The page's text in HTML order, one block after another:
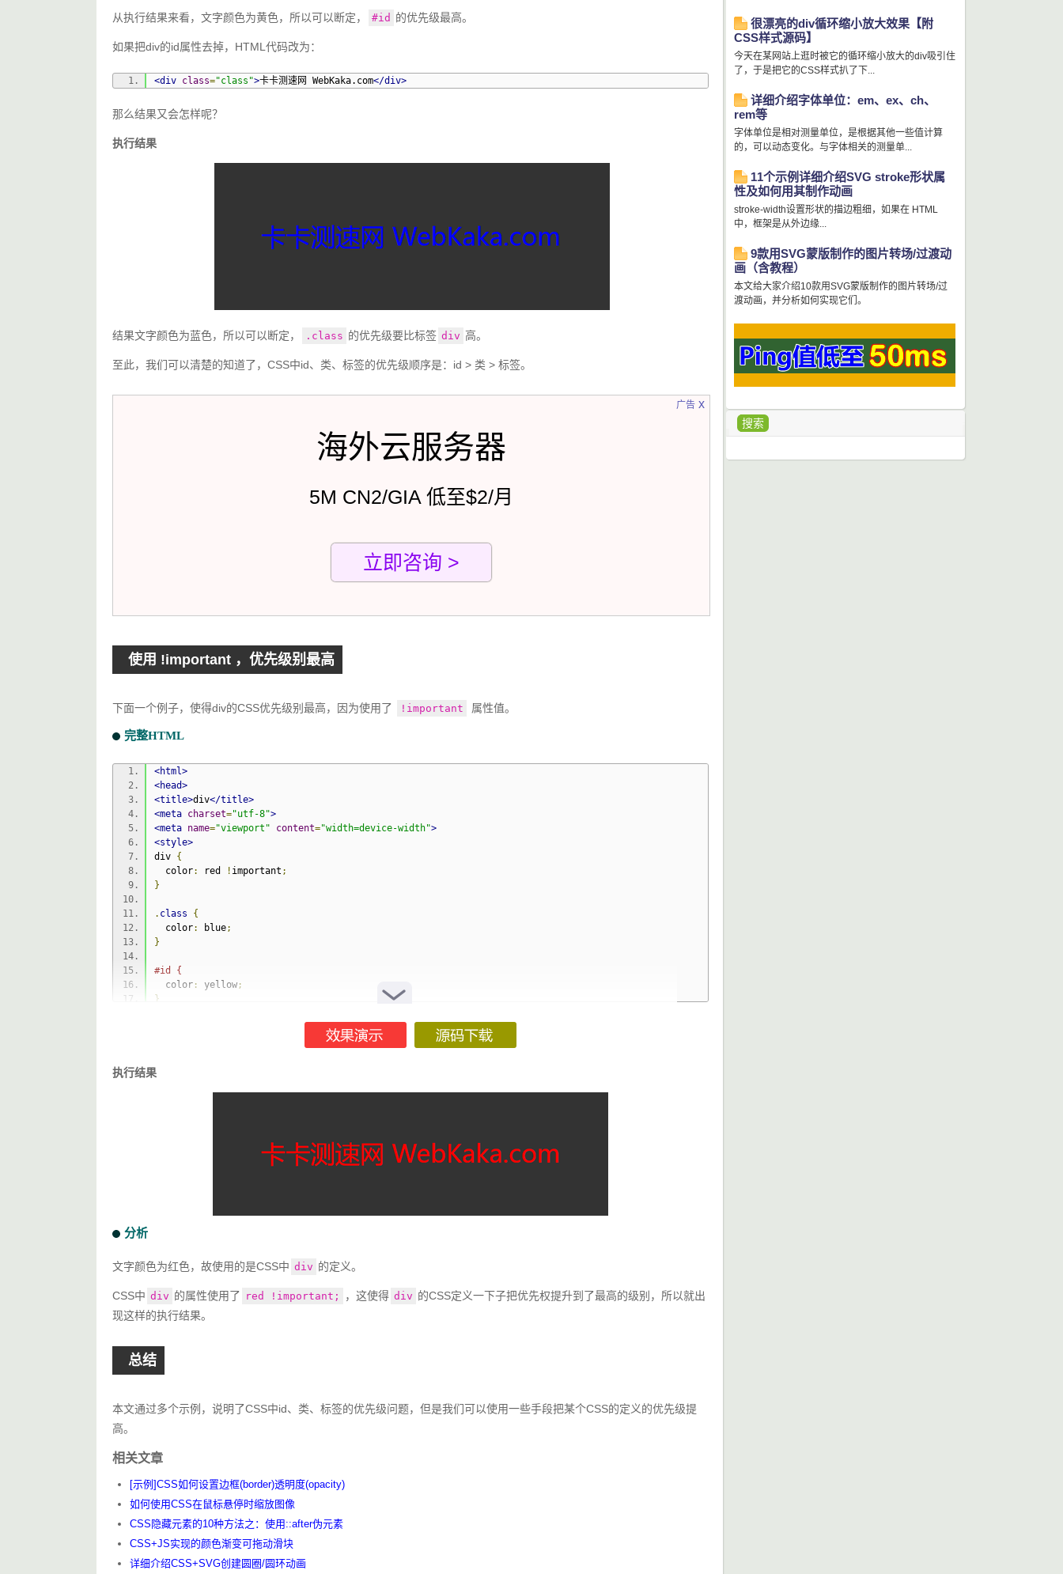
很漂亮的div循环缩小放大效果【附
CSS样式源码】
今天在某网站上逛时被它的循环缩小放大的div吸引住
了，于是把它的CSS样式扒了下...
详细介绍字体单位：em、ex、ch、
rem等
字体单位是相对测量单位，是根据其他一些值计算
的，可以动态变化。与字体相关的测量单...
11个示例详细介绍SVG stroke形状属
性及如何用其制作动画
stroke-width设置形状的描边粗细，如果在 HTML
中，框架是从外边缘...
9款用SVG蒙版制作的图片转场/过渡动
画（含教程）
本文给大家介绍10款用SVG蒙版制作的图片转场/过
渡动画，并分析如何实现它们。
搜索
从执行结果来看，文字颜色为黄色，所以可以断定， #id 的优先级最高。
如果把div的id属性去掉，HTML代码改为：
<div class="class">卡卡测速网 WebKaka.com</div>
那么结果又会怎样呢？
执行结果
结果文字颜色为蓝色，所以可以断定， .class 的优先级要比标签 div 高。
至此，我们可以清楚的知道了，CSS中id、类、标签的优先级顺序是：id > 类 > 标签。
广告
海外云服务器
5M CN2/GIA 低至$2/月
立即咨询 >
x
使用 !important ，优先级别最高
下面一个例子，使得div的CSS优先级别最高，因为使用了 !important 属性值。
完整HTML
<html>
<head>
<title>div</title>
<meta charset="utf-8">
<meta name="viewport" content="width=device-width">
<style>
div {
color: red ! important ;
}
. class
{
color: blue;
}
#id {
color : yellow ;
}
font
执行结果
分析
文字颜色为红色，故使用的是CSS中 div 的定义。
CSS中 div 的属性使用了 red !important; ，这使得 div 的CSS定义一下子把优先权提升到了最高的级别，所以就出
现这样的执行结果。
总结
本文通过多个示例，说明了CSS中id、类、标签的优先级问题，但是我们可以使用一些手段把某个CSS的定义的优先级提
高。
相关文章
[示例]CSS如何设置边框(border)透明度(opacity)
如何使用CSS在鼠标悬停时缩放图像
CSS隐藏元素的10种方法之：使用::after伪元素
CSS+JS实现的颜色渐变可拖动滑块
详细介绍CSS+SVG创建圆圈/圆环动画